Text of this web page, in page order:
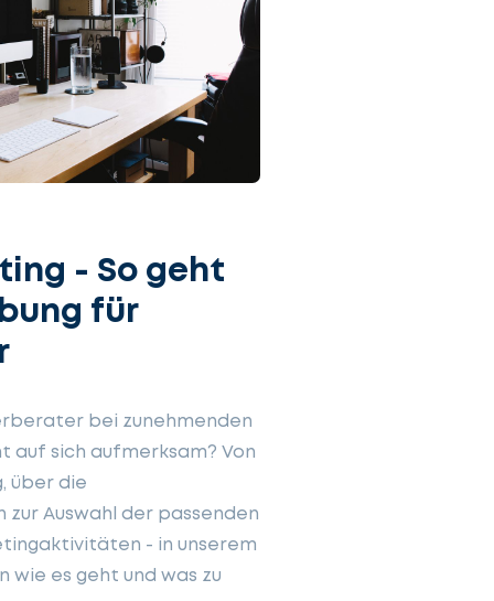
- So geht
für
bei zunehmenden
sich aufmerksam? Von
über die
zur Auswahl der passenden
- in unserem
wie es geht und was zu